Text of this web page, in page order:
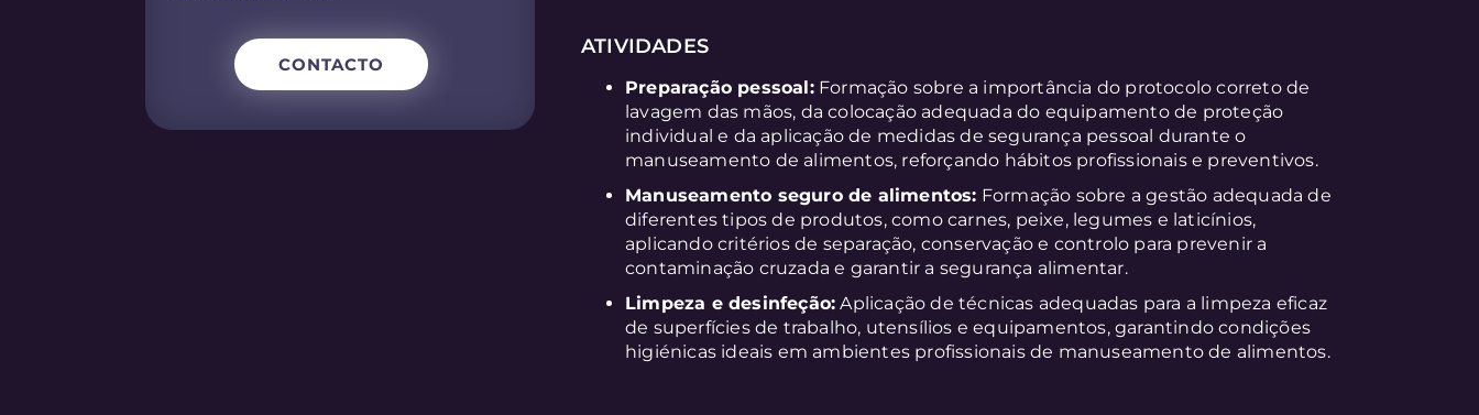
CONTACTO
ATIVIDADES
Preparação pessoal:Formação sobre a importância do protocolo correto de
lavagem das mãos, da colocação adequada do equipamento de proteção
individual e da aplicação de medidas de segurança pessoal durante o
manuseamento de alimentos, reforçando hábitos profissionais e preventivos.
Manuseamento seguro de alimentos: Formação sobre a gestão adequada de
diferentes tipos de produtos, como carnes, peixe, legumes e laticínios,
aplicando critérios de separação, conservação e controlo para prevenir a
contaminação cruzada e garantir a segurança alimentar.
Limpeza e desinfeção: Aplicação de técnicas adequadas para a limpeza eficaz
de superfícies de trabalho, utensílios e equipamentos, garantindo condições
higiénicas ideais em ambientes profissionais de manuseamento de alimentos.